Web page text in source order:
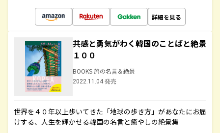
詳細を見る
共感と勇気がわく韓国のことばと絶景
１００
BOOKS 旅の名言＆絶景
2022.11.04 発売
世界を４０年以上歩いてきた「地球の歩き方」があなたにお届
けする、人生を輝かせる韓国の名言と癒やしの絶景集